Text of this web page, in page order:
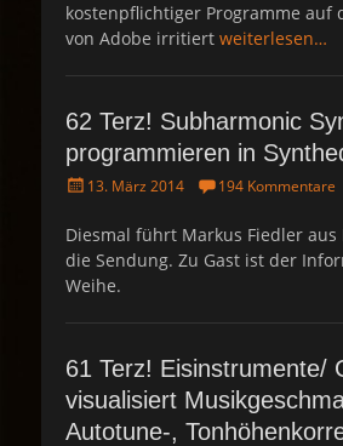
kostenpflichtiger Programme auf
von Adobe irritiert weiterlesen…
62 Terz! Subharmonic
programmieren in
P
s
e
d
13. März 2014 194 Kommentare
Diesmal führt Markus Fiedler aus
die Sendung. Zu Gast ist der
Weihe.
61 Terz! Eisinstrumente/
visualisiert
Autotune-,